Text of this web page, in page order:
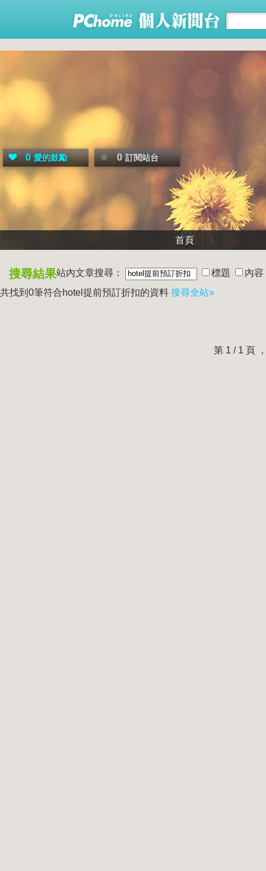
0 愛的鼓勵 0 訂閱站台
首頁
搜尋結果站內文章搜尋： 標題
內容
共找到0筆符合hotel提前預訂折扣的資料 搜尋全站»
第 1 / 1